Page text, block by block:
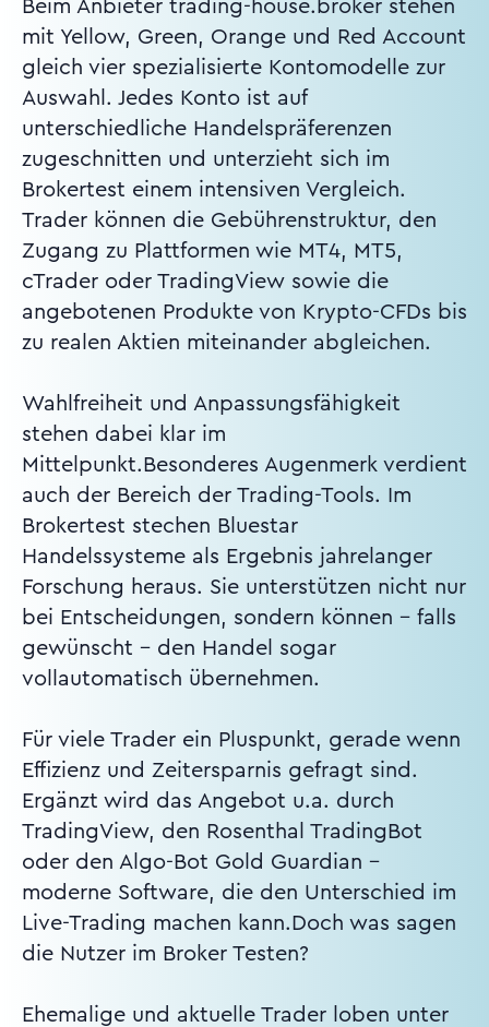
Beim Anbieter trading-house.broker stehen
mit Yellow, Green, Orange und Red Account
gleich vier spezialisierte Kontomodelle zur
Auswahl. Jedes Konto ist auf
unterschiedliche Handelspräferenzen
zugeschnitten und unterzieht sich im
Brokertest einem intensiven Vergleich.
Trader können die Gebührenstruktur, den
Zugang zu Plattformen wie MT4, MT5,
cTrader oder TradingView sowie die
angebotenen Produkte von Krypto-CFDs bis
zu realen Aktien miteinander abgleichen.
Wahlfreiheit und Anpassungsfähigkeit
stehen dabei klar im
Mittelpunkt.Besonderes Augenmerk verdient
auch der Bereich der Trading-Tools. Im
Brokertest stechen Bluestar
Handelssysteme als Ergebnis jahrelanger
Forschung heraus. Sie unterstützen nicht nur
bei Entscheidungen, sondern können – falls
gewünscht – den Handel sogar
vollautomatisch übernehmen.
Für viele Trader ein Pluspunkt, gerade wenn
Effizienz und Zeitersparnis gefragt sind.
Ergänzt wird das Angebot u.a. durch
TradingView, den Rosenthal TradingBot
oder den Algo-Bot Gold Guardian –
moderne Software, die den Unterschied im
Live-Trading machen kann.Doch was sagen
die Nutzer im Broker Testen?
Ehemalige und aktuelle Trader loben unter